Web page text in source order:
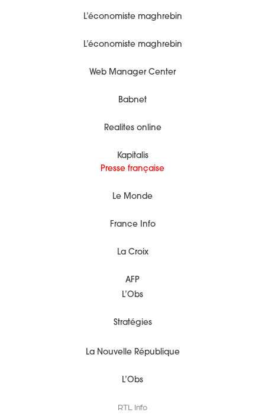
L’économiste maghrebin
L’économiste maghrebin
Web Manager Center
Babnet
Realites online
Kapitalis
Presse française
Le Monde
France Info
La Croix
AFP
L’Obs
Stratégies
La Nouvelle République
L’Obs
RTL Info